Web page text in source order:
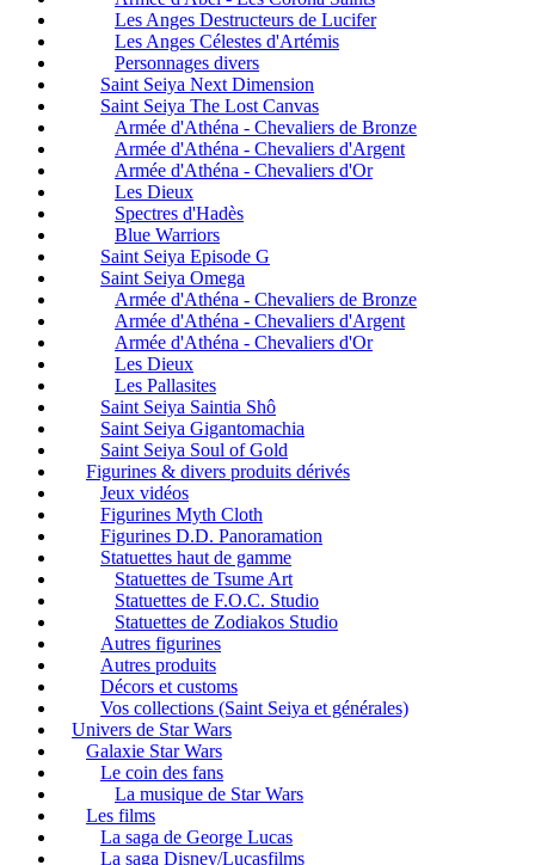
Les Anges Destructeurs de Lucifer
Les Anges Célestes d'Artémis
Personnages divers
Saint Seiya Next Dimension
Saint Seiya The Lost Canvas
Armée d'Athéna - Chevaliers de Bronze
Armée d'Athéna - Chevaliers d'Argent
Armée d'Athéna - Chevaliers d'Or
Les Dieux
Spectres d'Hadès
Blue Warriors
Saint Seiya Episode G
Saint Seiya Omega
Armée d'Athéna - Chevaliers de Bronze
Armée d'Athéna - Chevaliers d'Argent
Armée d'Athéna - Chevaliers d'Or
Les Dieux
Les Pallasites
Saint Seiya Saintia Shô
Saint Seiya Gigantomachia
Saint Seiya Soul of Gold
Figurines & divers produits dérivés
Jeux vidéos
Figurines Myth Cloth
Figurines D.D. Panoramation
Statuettes haut de gamme
Statuettes de Tsume Art
Statuettes de F.O.C. Studio
Statuettes de Zodiakos Studio
Autres figurines
Autres produits
Décors et customs
Vos collections (Saint Seiya et générales)
Univers de Star Wars
Galaxie Star Wars
Le coin des fans
La musique de Star Wars
Les films
La saga de George Lucas
La saga Disney/Lucasfilms